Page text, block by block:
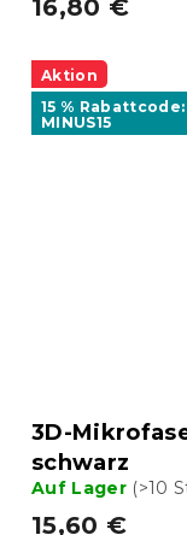
16,80 €
Aktion
15 % Rabattcode:
MINUS15
3D-
schwarz
Auf Lager (>10
15,60 €